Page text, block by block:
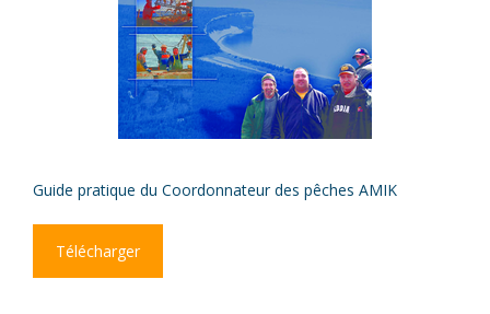
Guide pratique du Coordonnateur des pêches AMIK
Télécharger